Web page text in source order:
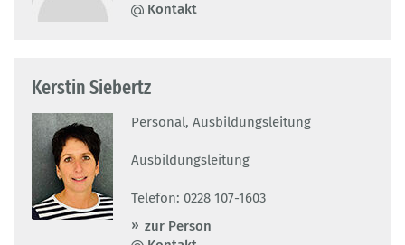
Kontakt
Kerstin Siebertz
Personal, Ausbildungsleitung
Ausbildungsleitung
Telefon: 0228 107-1603
zur Person